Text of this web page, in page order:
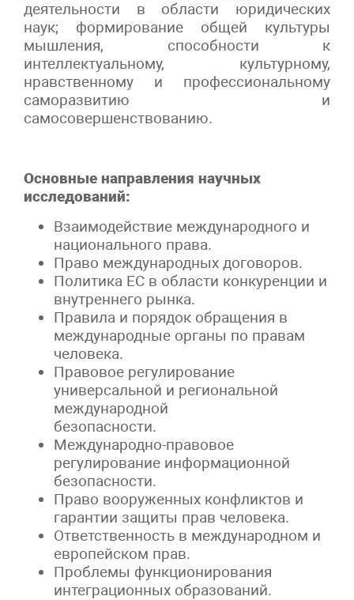
деятельности в области юридических
наук; формирование общей культуры
мышления, способности к
интеллектуальному, культурному,
нравственному и профессиональному
саморазвитию и
самосовершенствованию.
Основные направления научных
исследований:
Взаимодействие международного и
национального права.
Право международных договоров.
Политика ЕС в области конкуренции и
внутреннего рынка.
Правила и порядок обращения в
международные органы по правам
человека.
Правовое регулирование
универсальной и региональной
международной
безопасности.
Международно-правовое
регулирование информационной
безопасности.
Право вооруженных конфликтов и
гарантии защиты прав человека.
Ответственность в международном и
европейском прав.
Проблемы функционирования
интеграционных образований.